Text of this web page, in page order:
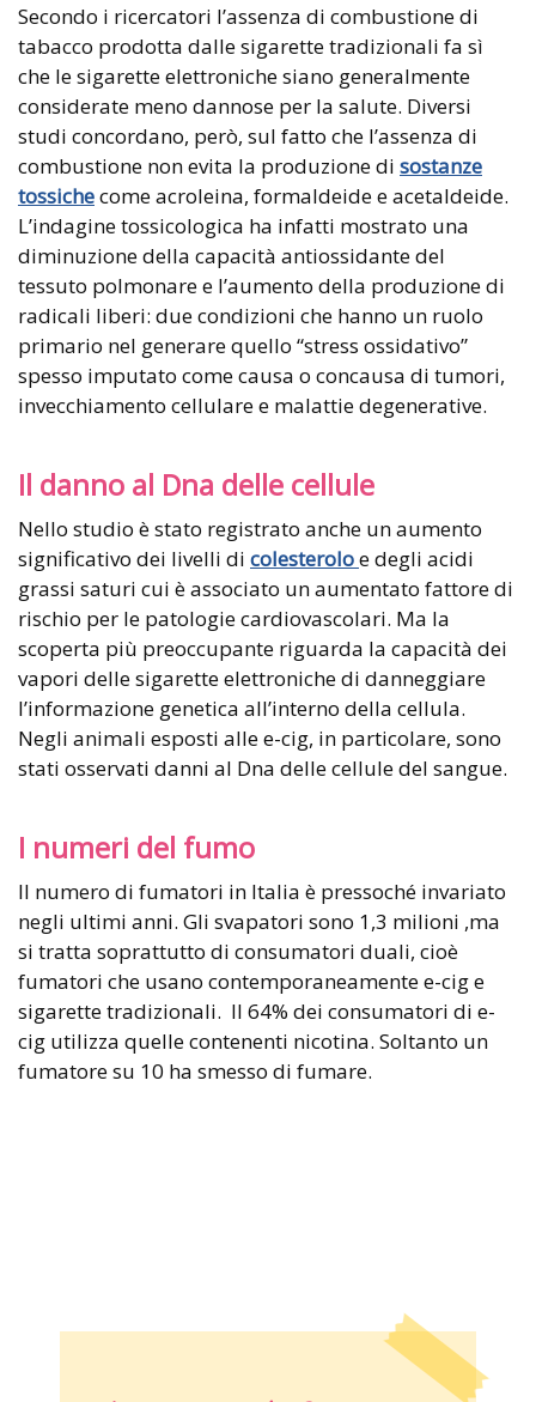
Secondo i ricercatori l’assenza di combustione di
tabacco prodotta dalle sigarette tradizionali fa sì
che le sigarette elettroniche siano generalmente
considerate meno dannose per la salute. Diversi
studi concordano, però, sul fatto che l’assenza di
combustione non evita la produzione di sostanze
tossichecome acroleina, formaldeide e acetaldeide.
L’indagine tossicologica ha infatti mostrato una
diminuzione della capacità antiossidante del
tessuto polmonare e l’aumento della produzione di
radicali liberi: due condizioni che hanno un ruolo
primario nel generare quello “stress ossidativo”
spesso imputato come causa o concausa di tumori,
invecchiamento cellulare e malattie degenerative.
Il danno al Dna delle cellule
Nello studio è stato registrato anche un aumento
significativo dei livelli di colesteroloe degli acidi
grassi saturi cui è associato un aumentato fattore di
rischio per le patologie cardiovascolari. Ma la
scoperta più preoccupante riguarda la capacità dei
vapori delle sigarette elettroniche di danneggiare
l’informazione genetica all’interno della cellula.
Negli animali esposti alle e-cig, in particolare, sono
stati osservati danni al Dna delle cellule del sangue.
I numeri del fumo
Il numero di fumatori in Italia è pressoché invariato
negli ultimi anni. Gli svapatori sono 1,3 milioni ,ma
si tratta soprattutto di consumatori duali, cioè
fumatori che usano contemporaneamente e-cig e
sigarette tradizionali. Il 64% dei consumatori di e-
cig utilizza quelle contenenti nicotina. Soltanto un
fumatore su 10 ha smesso di fumare.